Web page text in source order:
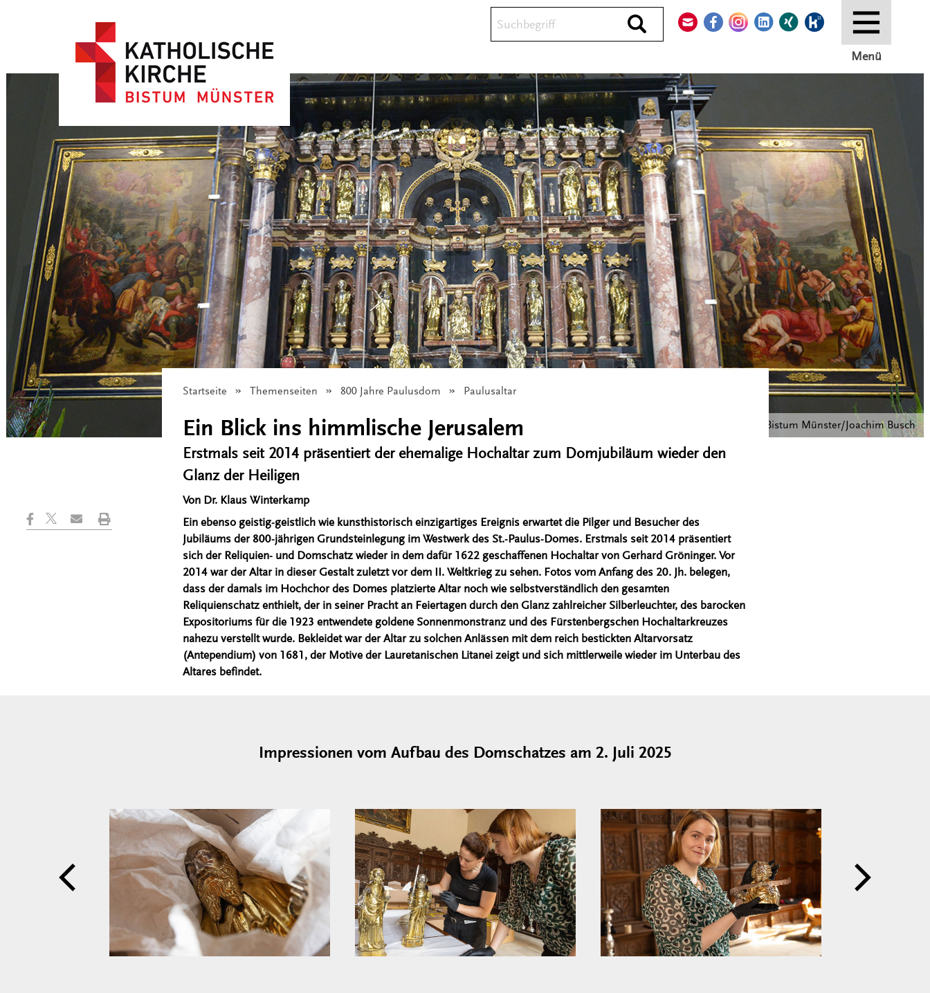
Durchsuchen
Menü
© Bistum Münster/Joachim Busch
Startseite Themenseiten 800 Jahre Paulusdom Angezeigt:
Paulusaltar
Ein Blick ins himmlische Jerusalem
Erstmals seit 2014 präsentiert der ehemalige Hochaltar zum Domjubiläum wieder den
Glanz der Heiligen
Von Dr. Klaus Winterkamp
Ein ebenso geistig-geistlich wie kunsthistorisch einzigartiges Ereignis erwartet die Pilger und Besucher des
Jubiläums der 800-jährigen Grundsteinlegung im Westwerk des St.-Paulus-Domes. Erstmals seit 2014 präsentiert
sich der Reliquien- und Domschatz wieder in dem dafür 1622 geschaffenen Hochaltar von Gerhard Gröninger. Vor
2014 war der Altar in dieser Gestalt zuletzt vor dem II. Weltkrieg zu sehen. Fotos vom Anfang des 20. Jh. belegen,
dass der damals im Hochchor des Domes platzierte Altar noch wie selbstverständlich den gesamten
Reliquienschatz enthielt, der in seiner Pracht an Feiertagen durch den Glanz zahlreicher Silberleuchter, des barocken
Expositoriums für die 1923 entwendete goldene Sonnenmonstranz und des Fürstenbergschen Hochaltarkreuzes
nahezu verstellt wurde. Bekleidet war der Altar zu solchen Anlässen mit dem reich bestickten Altarvorsatz
(Antependium) von 1681, der Motive der Lauretanischen Litanei zeigt und sich mittlerweile wieder im Unterbau des
Altares befindet.
Impressionen vom Aufbau des Domschatzes am 2. Juli 2025